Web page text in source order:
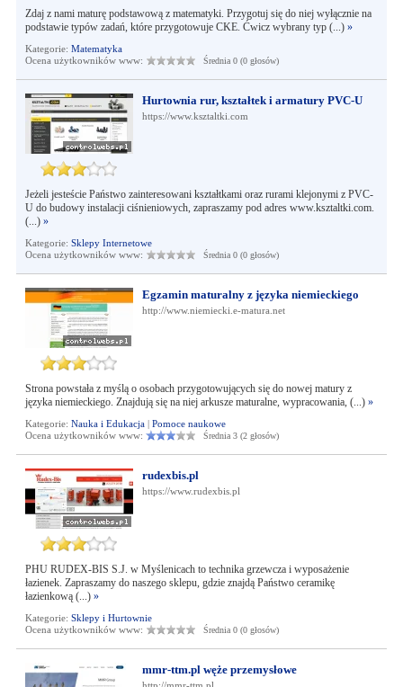
Zdaj z nami maturę podstawową z matematyki. Przygotuj się do niej wyłącznie na
podstawie typów zadań, które przygotowuje CKE. Ćwicz wybrany typ (...) »
Kategorie: Matematyka
Ocena użytkowników www:
Średnia 0 (0 głosów)
Hurtownia rur, kształtek i armatury PVC-U
https://www.ksztaltki.com
Jeżeli jesteście Państwo zainteresowani kształtkami oraz rurami klejonymi z PVC-
U do budowy instalacji ciśnieniowych, zapraszamy pod adres www.ksztaltki.com.
(...) »
Kategorie: Sklepy Internetowe
Ocena użytkowników www:
Średnia 0 (0 głosów)
Egzamin maturalny z języka niemieckiego
http://www.niemiecki.e-matura.net
Strona powstała z myślą o osobach przygotowujących się do nowej matury z
języka niemieckiego. Znajdują się na niej arkusze maturalne, wypracowania, (...) »
Kategorie: Nauka i Edukacja| Pomoce naukowe
Ocena użytkowników www:
Średnia 3 (2 głosów)
rudexbis.pl
https://www.rudexbis.pl
PHU RUDEX-BIS S.J. w Myślenicach to technika grzewcza i wyposażenie
łazienek. Zapraszamy do naszego sklepu, gdzie znajdą Państwo ceramikę
łazienkową (...) »
Kategorie: Sklepy i Hurtownie
Ocena użytkowników www:
Średnia 0 (0 głosów)
mmr-ttm.pl węże przemysłowe